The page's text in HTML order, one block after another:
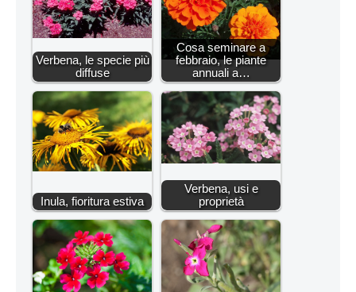
Verbena, le specie più
diffuse
Cosa seminare a
febbraio, le piante
annuali a…
Inula, fioritura estiva
Verbena, usi e
proprietà